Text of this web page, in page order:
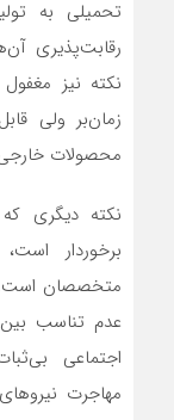
تحمیلی به
رقابت‌پذیری
نکته نیز
زمان‌بر ولی
محصولات
نکته دیگری
برخوردار
متخصصان است.
عدم تناسب
اجتماعی
مهاجرت